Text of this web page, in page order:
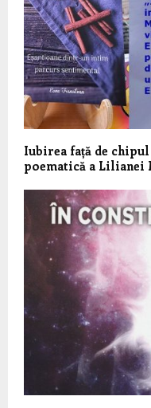
Iubirea față de
poematică a Lilianei